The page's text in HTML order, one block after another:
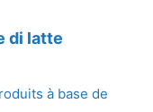
di latte
à base de